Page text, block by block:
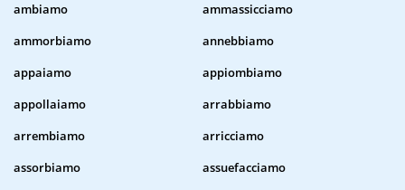
ambiamo
ammassicciamo
ammorbiamo
annebbiamo
appaiamo
appiombiamo
appollaiamo
arrabbiamo
arrembiamo
arricciamo
assorbiamo
assuefacciamo